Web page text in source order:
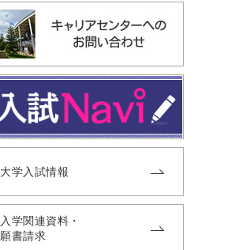
大学入試情報
入学関連資料・
願書請求